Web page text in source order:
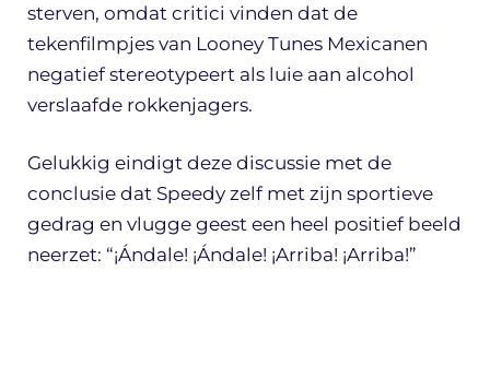
sterven, omdat critici vinden dat de
tekenfilmpjes van Looney Tunes Mexicanen
negatief stereotypeert als luie aan alcohol
verslaafde rokkenjagers.
Gelukkig eindigt deze discussie met de
conclusie dat Speedy zelf met zijn sportieve
gedrag en vlugge geest een heel positief beeld
neerzet: “¡Ándale! ¡Ándale! ¡Arriba! ¡Arriba!”